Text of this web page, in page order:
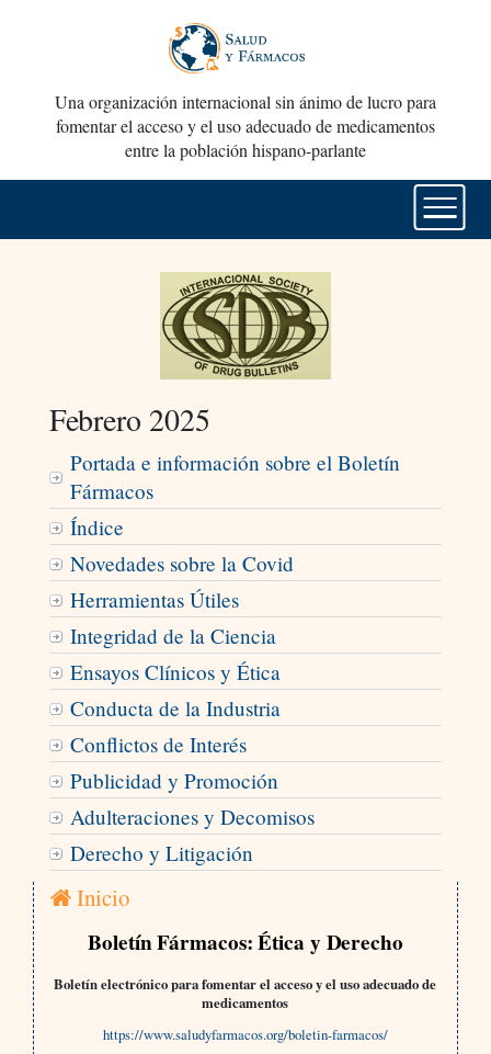
Una organización internacional sin ánimo de lucro para
fomentar el acceso y el uso adecuado de medicamentos
entre la población hispano-parlante
Febrero 2025
Portada e información sobre el Boletín
Fármacos
Índice
Novedades sobre la Covid
Herramientas Útiles
Integridad de la Ciencia
Ensayos Clínicos y Ética
Conducta de la Industria
Conflictos de Interés
Publicidad y Promoción
Adulteraciones y Decomisos
Derecho y Litigación
Inicio
Boletín Fármacos: Ética y Derecho
Boletín electrónico para fomentar el acceso y el uso adecuado de
medicamentos
https://www.saludyfarmacos.org/boletin-farmacos/